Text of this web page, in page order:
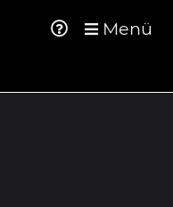
Menü